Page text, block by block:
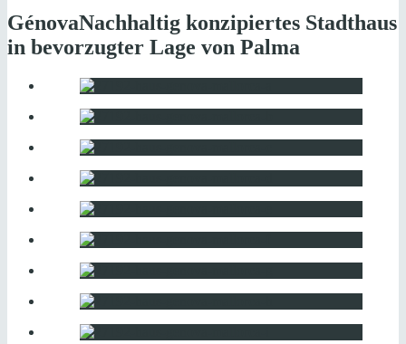
GénovaNachhaltig konzipiertes Stadthaus
in bevorzugter Lage von Palma